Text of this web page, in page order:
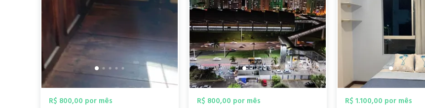
R$ 800,00 por mês R$ 800,00 por mês R$ 1.100,00 por mês